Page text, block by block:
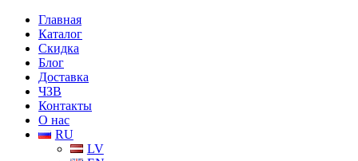
Главная
Каталог
Скидка
Блог
Доставка
ЧЗВ
Контакты
О нас
RU
LV